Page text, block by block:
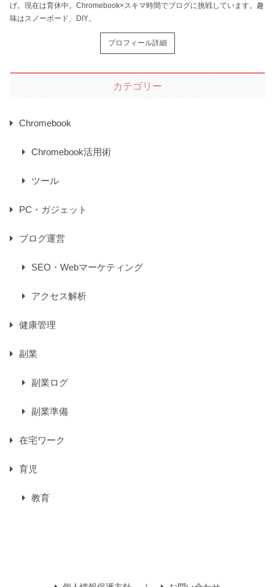
げ。現在は育休中。Chromebook×スキマ時間でブログに挑戦しています。趣
味はスノーボード、DIY。
プロフィール詳細
カテゴリー
Chromebook
Chromebook活用術
ツール
PC・ガジェット
ブログ運営
SEO・Webマーケティング
アクセス解析
健康管理
副業
副業ログ
副業準備
在宅ワーク
育児
教育